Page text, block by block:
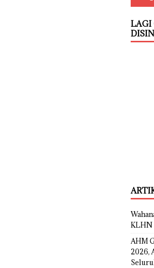
LAGI
KLHN
AHM
2026,